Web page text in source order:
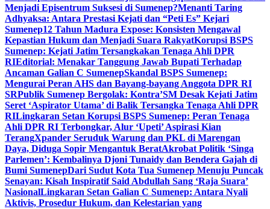
Menjadi Episentrum Suksesi di Sumenep?Menanti Taring
Adhyaksa: Antara Prestasi Kejati dan “Peti Es” Kejari
Sumenep12 Tahun Madura Expose: Konsisten Mengawal
Kepastian Hukum dan Menjadi Suara RakyatKorupsi BSPS
Sumenep: Kejati Jatim Tersangkakan Tenaga Ahli DPR
RIEditorial: Menakar Tanggung Jawab Bupati Terhadap
Ancaman Galian C SumenepSkandal BSPS Sumenep:
Mengurai Peran AHS dan Bayang-bayang Anggota DPR RI
SRPublik Sumenep Bergolak: Kontra’SM Desak Kejati Jatim
Seret ‘Aspirator Utama’ di Balik Tersangka Tenaga Ahli DPR
RILingkaran Setan Korupsi BSPS Sumenep: Peran Tenaga
Ahli DPR RI Terbongkar, Alur ‘Upeti’ Aspirasi Kian
TerangXpander Seruduk Warung dan PKL di Marengan
Daya, Diduga Sopir Mengantuk BeratAkrobat Politik ‘Singa
Parlemen’: Kembalinya Djoni Tunaidy dan Bendera Gajah di
Bumi SumenepDari Sudut Kota Tua Sumenep Menuju Puncak
Senayan: Kisah Inspiratif Said Abdullah Sang ‘Raja Suara’
NasionalLingkaran Setan Galian C Sumenep: Antara Nyali
Aktivis, Prosedur Hukum, dan Kelestarian yang